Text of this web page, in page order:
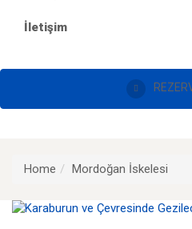
İletişim
Home Mordoğan İskelesi